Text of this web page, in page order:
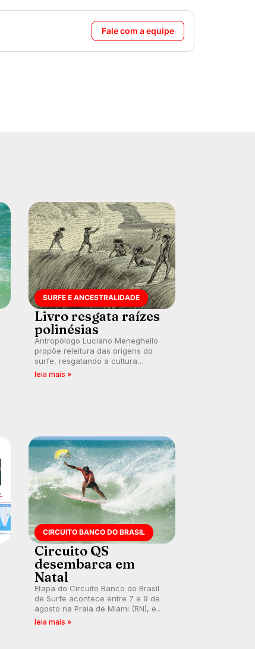
Fale com a equipe
SURFE E ANCESTRALIDADE
Livro resgata raízes
polinésias
Antropólogo Luciano Meneghello
propõe releitura das origens do
surfe, resgatando a cultura
polinésia e questionando a visão
leia mais »
CIRCUITO BANCO DO BRASIL
Circuito QS
desembarca em
Natal
Etapa do Circuito Banco do Brasil
de Surfe acontece entre 7 e 9 de
agosto na Praia de Miami (RN), em
disputas válidas pelo Qualifying
leia mais »